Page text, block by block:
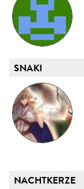
SNAKI
NACHTKERZE